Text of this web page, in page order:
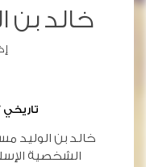
خالد بن
خالد بن
الشخصية